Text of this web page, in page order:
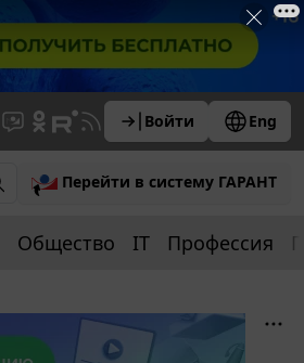
Войти Eng
Перейти в систему ГАРАНТ
Общество IT Профессия